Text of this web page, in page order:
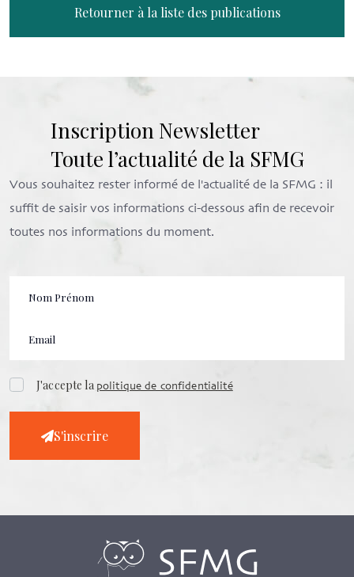
Retourner à la liste des publications
Inscription Newsletter
Toute l’actualité de la SFMG
Vous souhaitez rester informé de l'actualité de la SFMG : il
suffit de saisir vos informations ci-dessous afin de recevoir
toutes nos informations du moment.
J'accepte lapolitique de confidentialité
S'inscrire